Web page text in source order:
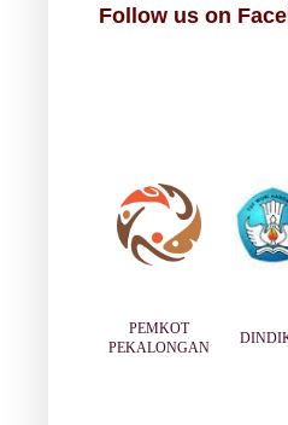
Follow us on
PEMKOT
PEKALONGAN